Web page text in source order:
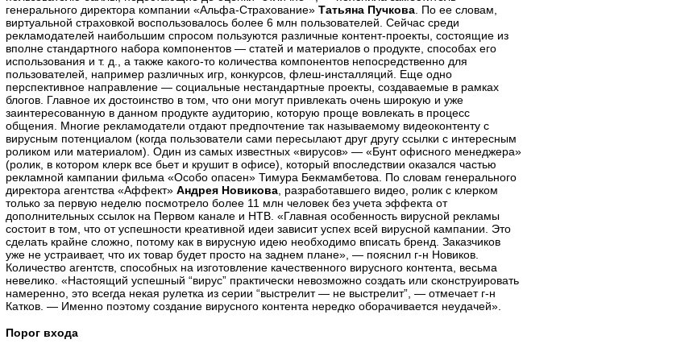
генерального директора компании «Альфа-Страхование» Татьяна Пучкова . По ее словам,
виртуальной страховкой воспользовалось более 6 млн пользователей. Сейчас среди
рекламодателей наибольшим спросом пользуются различные контент-проекты , состоящие из
вполне стандартного набора компонентов — статей и материалов о продукте, способах его
использования и т. д., а также какого-то количества компонентов непосредственно для
пользователей, например различных игр, конкурсов, флеш-инсталляций.
Еще одно
перспективное направление — социальные нестандартные проекты, создаваемые в рамках
блогов. Главное их достоинство в том, что они могут привлекать очень широкую и уже
заинтересованную в данном продукте аудиторию, которую проще вовлекать в процесс
общения. Многие рекламодатели отдают предпочтение так называемому видеоконтенту с
вирусным потенциалом (когда пользователи сами пересылают друг другу ссылки с интересным
роликом или материалом). Один из самых известных «вирусов» — «Бунт офисного менеджера»
(ролик, в котором клерк все бьет и крушит в офисе), который впоследствии оказался частью
рекламной кампании фильма «Особо опасен» Тимура Бекмамбетова. По словам генерального
директора агентства «Аффект» Андрея Новикова , разработавшего видео, ролик с клерком
только за первую неделю посмотрело более 11 млн человек без учета эффекта от
дополнительных ссылок на Первом канале и НТВ. «Главная особенность вирусной рекламы
состоит в том, что от успешности креативной идеи зависит успех всей вирусной кампании. Это
сделать крайне сложно, потому как в вирусную идею необходимо вписать бренд. Заказчиков
уже не устраивает, что их товар будет просто на заднем плане», — пояснил г-н Новиков.
Количество агентств, способных на изготовление качественного вирусного контента, весьма
невелико. «Настоящий успешный “вирус” практически невозможно создать или сконструировать
намеренно, это всегда некая рулетка из серии “выстрелит — не выстрелит”, — отмечает г-н
Катков. — Именно поэтому создание вирусного контента нередко оборачивается неудачей».
Порог входа